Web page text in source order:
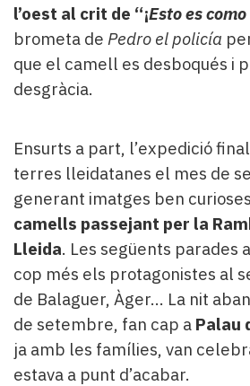
l’oest al crit de “¡Estoes
brometa de Pedro el policía
que el camell es desboqués i
desgràcia.
Ensurts a part, l’expedició
terres lleidatanes el mes de
generant imatges ben
camells passejant per la
Lleida. Les següents parades
cop més els protagonistes al
de Balaguer, Àger… La nit
de setembre, fan cap a Palau
ja amb les famílies, van
estava a punt d’acabar.